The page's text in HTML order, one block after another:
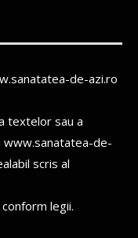
de-azi.ro
textelor sau a
www.sanatatea-de-
scris al
legii.